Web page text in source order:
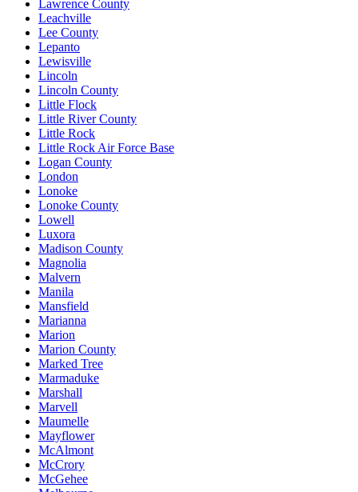
Lawrence County
Leachville
Lee County
Lepanto
Lewisville
Lincoln
Lincoln County
Little Flock
Little River County
Little Rock
Little Rock Air Force Base
Logan County
London
Lonoke
Lonoke County
Lowell
Luxora
Madison County
Magnolia
Malvern
Manila
Mansfield
Marianna
Marion
Marion County
Marked Tree
Marmaduke
Marshall
Marvell
Maumelle
Mayflower
McAlmont
McCrory
McGehee